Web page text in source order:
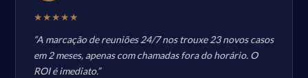
★★★★★
“A marcação de reuniões 24/7 nos trouxe 23 novos casos
em 2 meses, apenas com chamadas fora do horário. O
ROI é imediato.”